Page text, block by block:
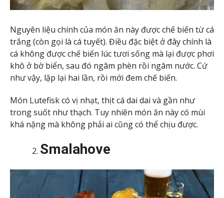
Nguyên liệu chính của món ăn này được chế biến từ cá
trắng (còn gọi là cá tuyết). Điều đặc biệt ở đây chính là
cá không được chế biến lúc tươi sống mà lại được phơi
khô ở bờ biển, sau đó ngâm phèn rồi ngâm nước. Cứ
như vậy, lặp lại hai lần, rồi mới đem chế biến.
Món Lutefisk có vị nhạt, thịt cá dai dai và gần như
trong suốt như thạch. Tuy nhiên món ăn này có mùi
khá nặng mà không phải ai cũng có thể chịu được.
Smalahove